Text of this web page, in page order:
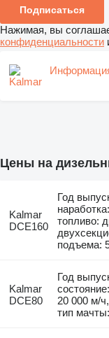
Подписаться
Нажимая, вы
конфиденциальности
Цены на
Kalmar
DCE160
Год
топливо:
подъема:
Kalmar
DCE80
Год
20 000 м/
тип